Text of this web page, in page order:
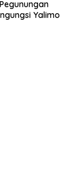
Sains dan